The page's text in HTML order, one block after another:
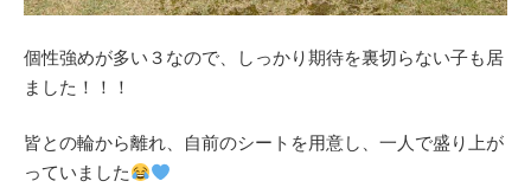
個性強めが多い３なので、しっかり期待を裏切らない子も居
ました！！！
皆との輪から離れ、自前のシートを用意し、一人で盛り上が
っていました